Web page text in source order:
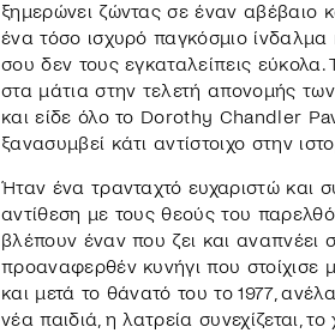
ξημερώνει ζώντας σε έναν αβέβαιο
ένα τόσο ισχυρό παγκόσμιο
σου δεν τους εγκαταλείπεις
στα μάτια στην τελετή απονομής
και είδε όλο το Dorothy Chandler
ξανασυμβεί κάτι αντίστοιχο στην
Ήταν ένα τρανταχτό ευχαριστώ και
αντίθεση με τους θεούς του
βλέπουν έναν που ζει και αναπνέει
προαναφερθέν κυνήγι που στοίχισε
και μετά το θάνατό του το 1977,
νέα παιδιά, η λατρεία συνεχίζεται,